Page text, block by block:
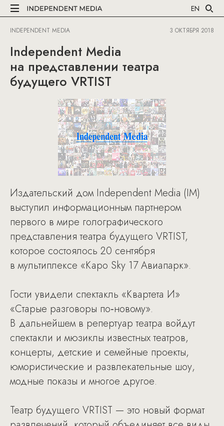
EN
INDEPENDENT MEDIA 3 ОКТЯБРЯ 2018
Independent Media
на представлении театра
будущего VRTIST
Издательский дом Independent Media (IM)
выступил информационным партнером
первого в мире голографического
представления театра будущего VRTIST,
которое состоялось 20 сентября
в мультиплексе «Каро Sky 17 Авиапарк».
Гости увидели спектакль «Квартета И»
«Старые разговоры по‑новому».
В дальнейшем в репертуар театра войдут
спектакли и мюзиклы известных театров,
концерты, детские и семейные проекты,
юмористические и развлекательные шоу,
модные показы и многое другое.
Театр будущего VRTIST — это новый формат